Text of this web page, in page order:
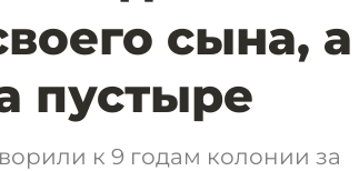
сына, а
пустыре
к 9 годам колонии за